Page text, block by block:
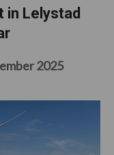
in Lelystad
2025